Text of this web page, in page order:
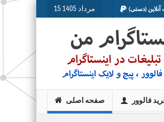
15 مرداد 1405 آنلاین (دستی)
صفحه اصلی فالوور